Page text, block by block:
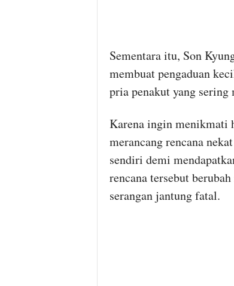
Sementara itu, Son
membuat pengaduan
pria penakut yang sering
Karena ingin menikmati
merancang rencana
sendiri demi
rencana tersebut
serangan jantung fatal.